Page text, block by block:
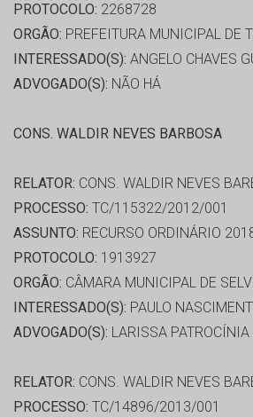
PROTOCOLO: 2268728
ORGÃO: PREFEITURA MUNICIPAL DE
INTERESSADO(S): ANGELO CHAVES
ADVOGADO(S): NÃO HÁ
CONS. WALDIR NEVES BARBOSA
RELATOR: CONS. WALDIR NEVES
PROCESSO: TC/115322/2012/001
ASSUNTO: RECURSO ORDINÁRIO
PROTOCOLO: 1913927
ORGÃO: CÂMARA MUNICIPAL DE
INTERESSADO(S): PAULO
ADVOGADO(S): LARISSA
RELATOR: CONS. WALDIR NEVES
PROCESSO: TC/14896/2013/001